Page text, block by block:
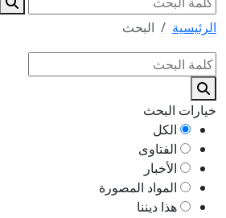
الرئيسية البحث
خيارات البحث
الكل
الفتاوى
الأخبار
المواد المصورة
هذا ديننا